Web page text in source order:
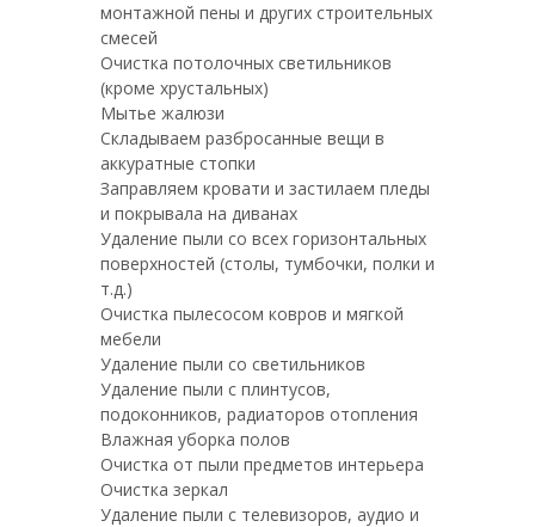
монтажной пены и других строительных
смесей
Очистка потолочных светильников
(кроме хрустальных)
Мытье жалюзи
Складываем разбросанные вещи в
аккуратные стопки
Заправляем кровати и застилаем пледы
и покрывала на диванах
Удаление пыли со всех горизонтальных
поверхностей (столы, тумбочки, полки и
т.д.)
Очистка пылесосом ковров и мягкой
мебели
Удаление пыли со светильников
Удаление пыли с плинтусов,
подоконников, радиаторов отопления
Влажная уборка полов
Очистка от пыли предметов интерьера
Очистка зеркал
Удаление пыли с телевизоров, аудио и